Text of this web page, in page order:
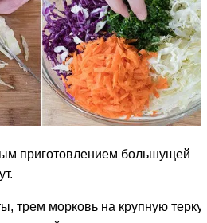
приготовлением большущей
трем морковь на крупную терку,